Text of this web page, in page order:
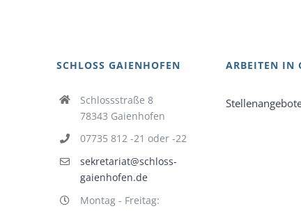
SCHLOSS GAIENHOFEN
Schlossstraße 8
78343 Gaienhofen
07735 812 -21 oder -22
sekretariat@schloss-
gaienhofen.de
Montag - Freitag:
ARBEITEN IN